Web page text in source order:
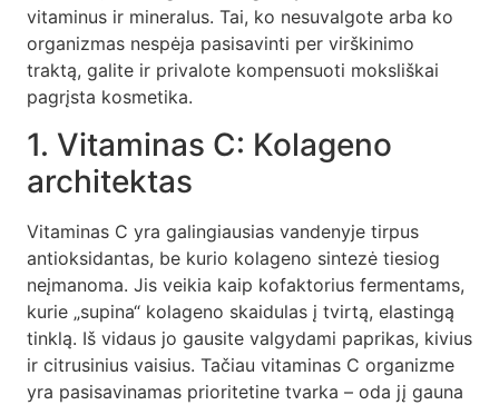
vitaminus ir mineralus. Tai, ko nesuvalgote arba ko
organizmas nespėja pasisavinti per virškinimo
traktą, galite ir privalote kompensuoti moksliškai
pagrįsta kosmetika.
1. Vitaminas C: Kolageno
architektas
Vitaminas C yra galingiausias vandenyje tirpus
antioksidantas, be kurio kolageno sintezė tiesiog
neįmanoma. Jis veikia kaip kofaktorius fermentams,
kurie „supina“ kolageno skaidulas į tvirtą, elastingą
tinklą. Iš vidaus jo gausite valgydami paprikas, kivius
ir citrusinius vaisius. Tačiau vitaminas C organizme
yra pasisavinamas prioritetine tvarka – oda jį gauna